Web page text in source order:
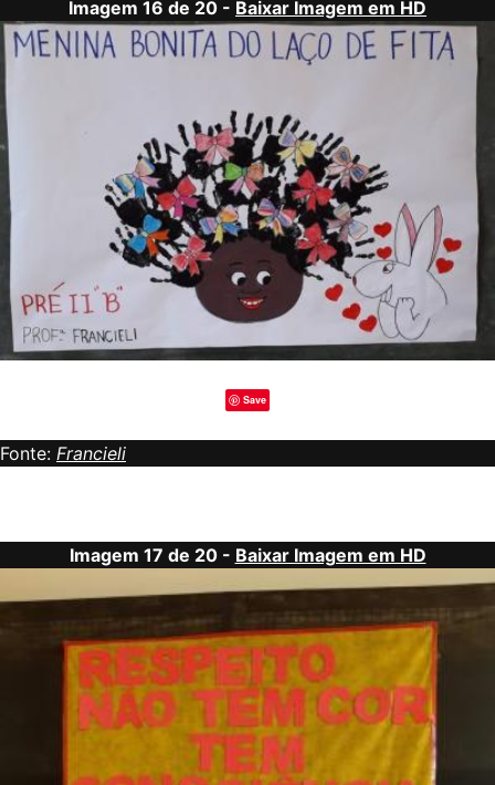
Imagem 16 de 20 - Baixar Imagem em HD
Save
Fonte: Francieli
Imagem 17 de 20 - Baixar Imagem em HD